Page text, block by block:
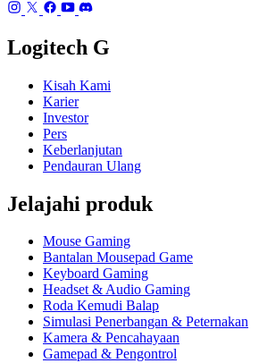
Logitech G
Kisah Kami
Karier
Investor
Pers
Keberlanjutan
Pendauran Ulang
Jelajahi produk
Mouse Gaming
Bantalan Mousepad Game
Keyboard Gaming
Headset & Audio Gaming
Roda Kemudi Balap
Simulasi Penerbangan & Peternakan
Kamera & Pencahayaan
Gamepad & Pengontrol